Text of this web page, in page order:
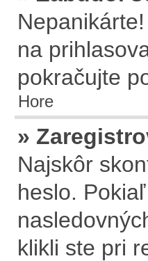
na
pokračujte
Hore
»
Najskôr
heslo.
klikli ste pri